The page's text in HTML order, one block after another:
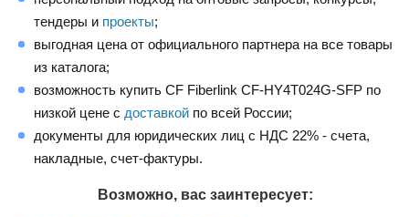
тендеры и проекты;
выгодная цена от официального партнера на все товары
из каталога;
возможность купить CF Fiberlink CF-HY4T024G-SFP по
низкой цене с доставкой по всей России;
документы для юридических лиц с НДС 22% - счета,
накладные, счет-фактуры.
Возможно, вас заинтересует: